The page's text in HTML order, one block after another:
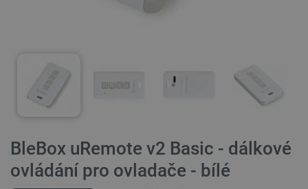
BleBox uRemote v2 Basic - dálkové
ovládání pro ovladače - bílé